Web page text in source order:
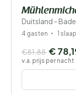
Kinderen
Type
Populaire
Duitsland -
4 gasten 1
€81,88 €
v.a. prijs per nacht